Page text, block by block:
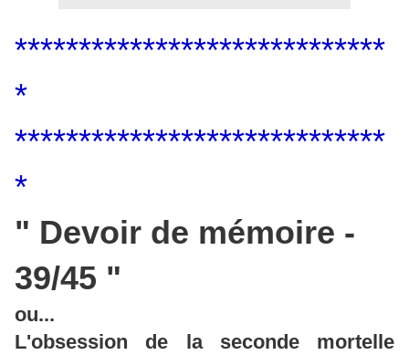
*****************************
*
*****************************
*
" Devoir de mémoire -
39/45 "
ou...
L'obsession de la seconde mortelle